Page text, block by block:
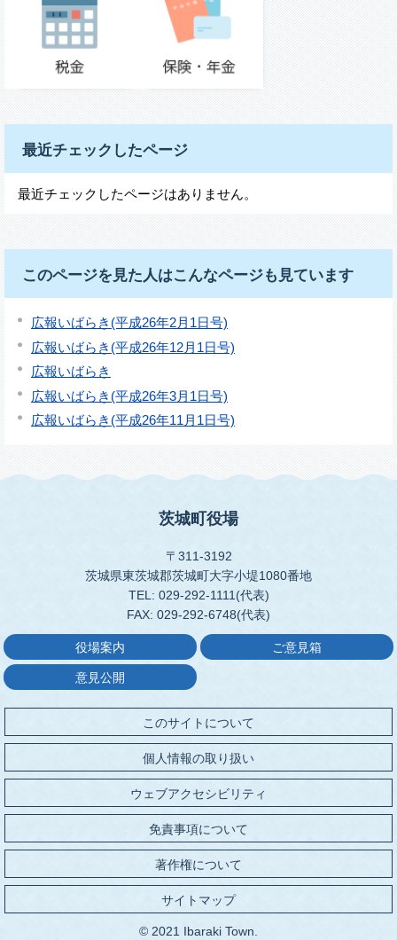
最近チェックしたページ
最近チェックしたページはありません。
このページを見た人はこんなページも見ています
広報いばらき(平成26年2月1日号)
広報いばらき(平成26年12月1日号)
広報いばらき
広報いばらき(平成26年3月1日号)
広報いばらき(平成26年11月1日号)
茨城町役場
〒311-3192
茨城県東茨城郡茨城町大字小堤1080番地
TEL: 029-292-1111(代表)
FAX: 029-292-6748(代表)
役場案内 ご意見箱
意見公開
このサイトについて
個人情報の取り扱い
ウェブアクセシビリティ
免責事項について
著作権について
サイトマップ
© 2021 Ibaraki Town.